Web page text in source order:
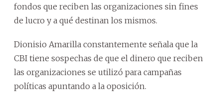
fondos que reciben las organizaciones sin fines
de lucro y a qué destinan los mismos.
Dionisio Amarilla constantemente señala que la
CBI tiene sospechas de que el dinero que reciben
las organizaciones se utilizó para campañas
políticas apuntando a la oposición.